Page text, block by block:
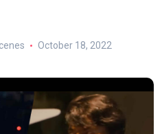
October 18, 2022